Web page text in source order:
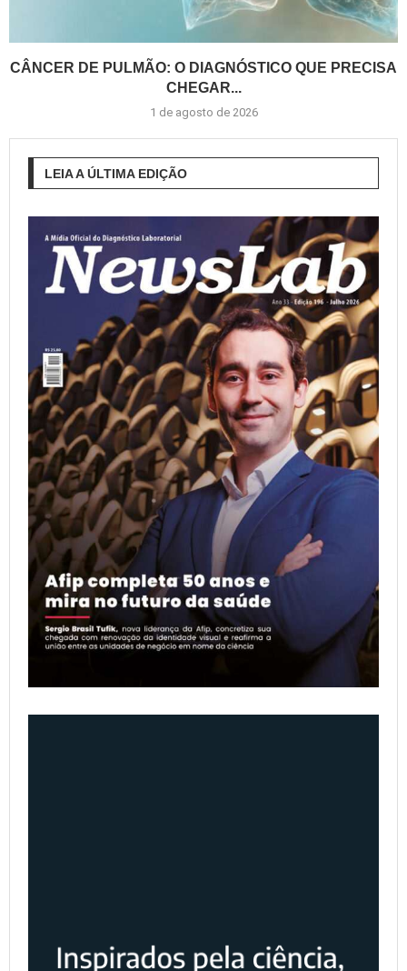
CÂNCER DE PULMÃO: O DIAGNÓSTICO QUE PRECISA
CHEGAR...
1 de agosto de 2026
LEIA A ÚLTIMA EDIÇÃO